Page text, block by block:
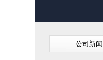
公司新闻